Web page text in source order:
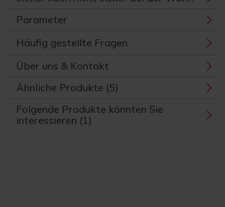
Parameter
Häufig gestellte Fragen
Über uns & Kontakt
Ähnliche Produkte (5)
Folgende Produkte könnten Sie
interessieren (1)